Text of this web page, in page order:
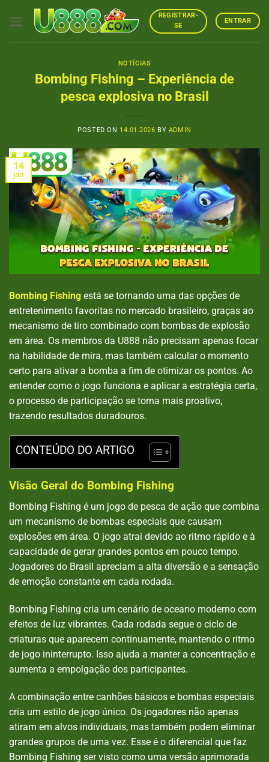
REGISTRAR-
SE
ENTRAR
NOTÍCIAS
Bombing Fishing – Experiência de
pesca explosiva no Brasil
POSTED ON 14.01.2026 BY ADMIN
14
jan
Bombing Fishing está se tornando uma das opções de
entretenimento favoritas no mercado brasileiro, graças ao
mecanismo de tiro combinado com bombas de explosão
em área. Os membros da U888 não precisam apenas focar
na habilidade de mira, mas também calcular o momento
certo para ativar a bomba a fim de otimizar os pontos. Ao
entender como o jogo funciona e aplicar a estratégia certa,
o processo de participação se torna mais proativo,
trazendo resultados duradouros.
CONTEÚDO DO ARTIGO
Visão Geral do Bombing Fishing
Bombing Fishing é um jogo de pesca de ação que combina
um mecanismo de bombas especiais que causam
explosões em área. O jogo atrai devido ao ritmo rápido e à
capacidade de gerar grandes pontos em pouco tempo.
Jogadores do Brasil apreciam a alta diversão e a sensação
de emoção constante em cada rodada.
Bombing Fishing cria um cenário de oceano moderno com
efeitos de luz vibrantes. Cada rodada segue o ciclo de
criaturas que aparecem continuamente, mantendo o ritmo
de jogo ininterrupto. Isso ajuda a manter a concentração e
aumenta a empolgação dos participantes.
A combinação entre canhões básicos e bombas especiais
cria um estilo de jogo único. Os jogadores não apenas
atiram em alvos individuais, mas também podem eliminar
grandes grupos de uma vez. Esse é o diferencial que faz
Bombing Fishing ser visto como uma versão aprimorada